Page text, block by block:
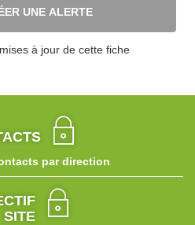
UNE ALERTE
à jour de cette fiche
par direction
SITE